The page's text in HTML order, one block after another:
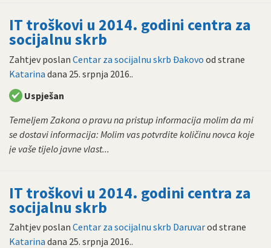
IT troškovi u 2014. godini centra za
socijalnu skrb
Zahtjev poslan Centar za socijalnu skrb Đakovo od strane
Katarina dana 25. srpnja 2016..
Uspješan
Temeljem Zakona o pravu na pristup informacija molim da mi
se dostavi informacija: Molim vas potvrdite količinu novca koje
je vaše tijelo javne vlast...
IT troškovi u 2014. godini centra za
socijalnu skrb
Zahtjev poslan Centar za socijalnu skrb Daruvarod strane
Katarina dana 25. srpnja 2016..